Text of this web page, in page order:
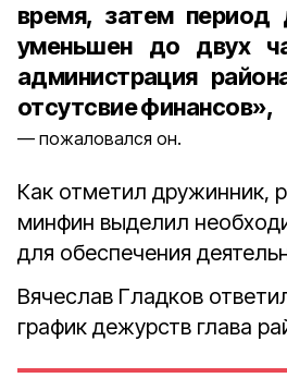
время, затем период
уменьшен до двух
администрация
отсутсвие финансов»,
пожаловался он.
Как отметил дружинник,
минфин выделил
для обеспечения
Вячеслав Гладков
график дежурств глава